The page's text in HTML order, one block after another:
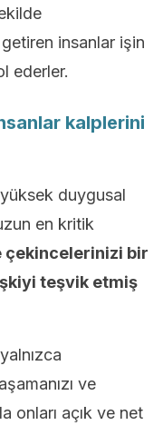
insanlar işin
ederler.
kalplerini
duygusal
en kritik
çekincelerinizi bir
teşvik etmiş
ve
onları açık ve net